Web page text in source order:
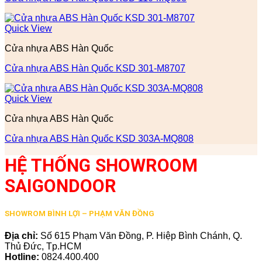
Quick View
Cửa nhựa ABS Hàn Quốc
Cửa nhựa ABS Hàn Quốc KSD 301-M8707
Quick View
Cửa nhựa ABS Hàn Quốc
Cửa nhựa ABS Hàn Quốc KSD 303A-MQ808
HỆ THỐNG SHOWROOM
SAIGONDOOR
SHOWROM BÌNH LỢI – PHẠM VĂN ĐỒNG
Địa chỉ: Số 615 Phạm Văn Đồng, P. Hiệp Bình Chánh, Q.
Thủ Đức, Tp.HCM
Hotline: 0824.400.400